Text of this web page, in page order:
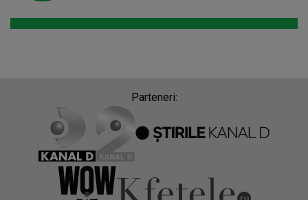
Parteneri: